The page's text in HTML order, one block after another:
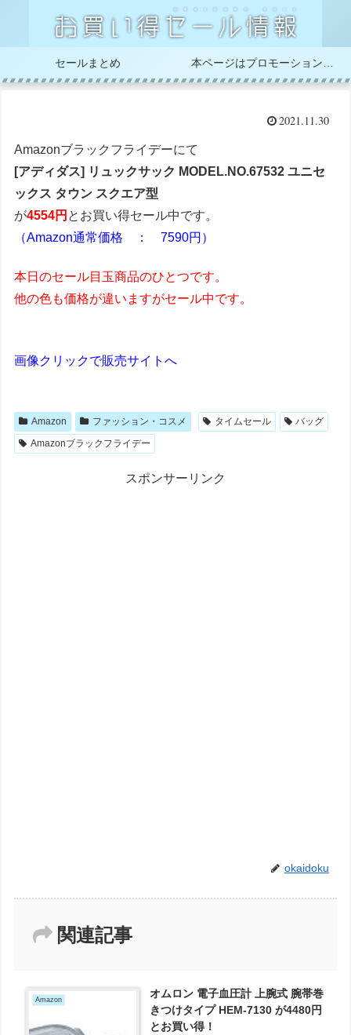
セールまとめ
2021.11.30
Amazonブラックフライデーにて
[アディダス] リュックサック MODEL.NO.67532 ユニセ
ックス タウン スクエア型
が4554円 とお買い得セール中です。
（Amazon通常価格 ： 7590円）
本日のセール目玉商品のひとつです。
他の色も価格が違いますがセール中です。
画像クリックで販売サイトへ
Amazon ファッション・コスメ タイムセール
バッグ
Amazonブラックフライデー
スポンサーリンク
okaidoku
関連記事
Amazon
オムロン 電子血圧計 上腕式 腕帯巻
きつけタイプ HEM-7130 が4480円
とお買い得！